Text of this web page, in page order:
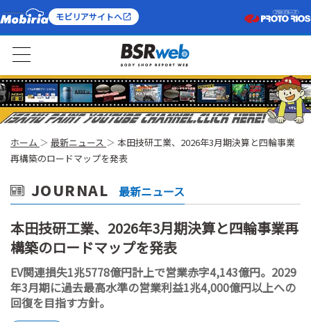
モビリアサイトへ
ホーム 最新ニュース
本田技研工業、2026年3月期決算と四輪事業
再構築のロードマップを発表
JOURNAL 最新ニュース
本田技研工業、2026年3月期決算と四輪事業再
構築のロードマップを発表
EV関連損失1兆5778億円計上で営業赤字4,143億円。2029
年3月期に過去最高水準の営業利益1兆4,000億円以上への
回復を目指す方針。